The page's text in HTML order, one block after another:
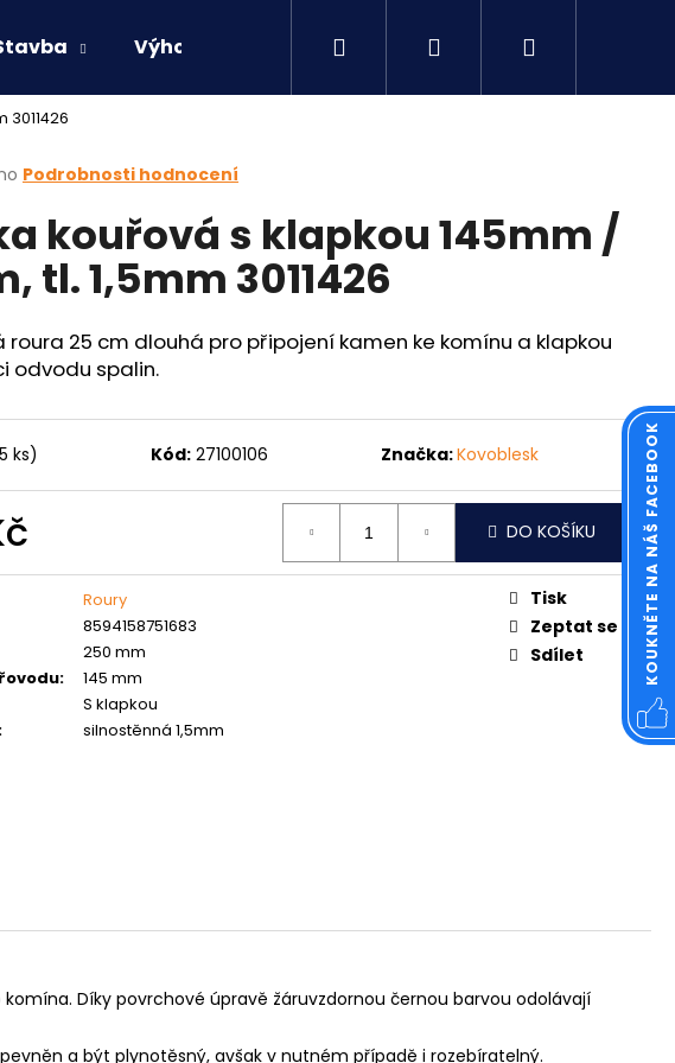
Výhodné sety Kontakty Přihlášení
3011426
Podrobnosti hodnocení
kouřová s klapkou 145mm /
tl. 1,5mm 3011426
roura 25 cm dlouhá pro připojení kamen ke komínu a klapkou
odvodu spalin.
ks) Kód: 27100106 Značka:Kovoblesk
DO KOŠÍKU
Roury
8594158751683
250 mm
:
145 mm
S klapkou
: silnostěnná 1,5mm
Tisk
Zeptat se
Sdílet
Díky povrchové úpravě žáruvzdornou černou barvou odolávají
a být plynotěsný, avšak v nutném případě i rozebíratelný.
Následující
PODLOŽKA PÉROVÁ ČTVERCOVÁ NEREZ
0,10 Kč
KOUKNĚTE NA NÁŠ FACEBOOK